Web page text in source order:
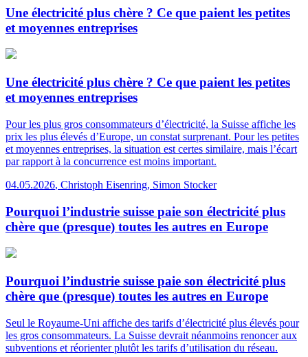
Une électricité plus chère ? Ce que paient les petites
et moyennes entreprises
Une électricité plus chère ? Ce que paient les petites
et moyennes entreprises
Pour les plus gros consommateurs d’électricité, la Suisse affiche les
prix les plus élevés d’Europe, un constat surprenant. Pour les petites
et moyennes entreprises, la situation est certes similaire, mais l’écart
par rapport à la concurrence est moins important.
04.05.2026, Christoph Eisenring, Simon Stocker
Pourquoi l’industrie suisse paie son électricité plus
chère que (presque) toutes les autres en Europe
Pourquoi l’industrie suisse paie son électricité plus
chère que (presque) toutes les autres en Europe
Seul le Royaume-Uni affiche des tarifs d’électricité plus élevés pour
les gros consommateurs. La Suisse devrait néanmoins renoncer aux
subventions et réorienter plutôt les tarifs d’utilisation du réseau.